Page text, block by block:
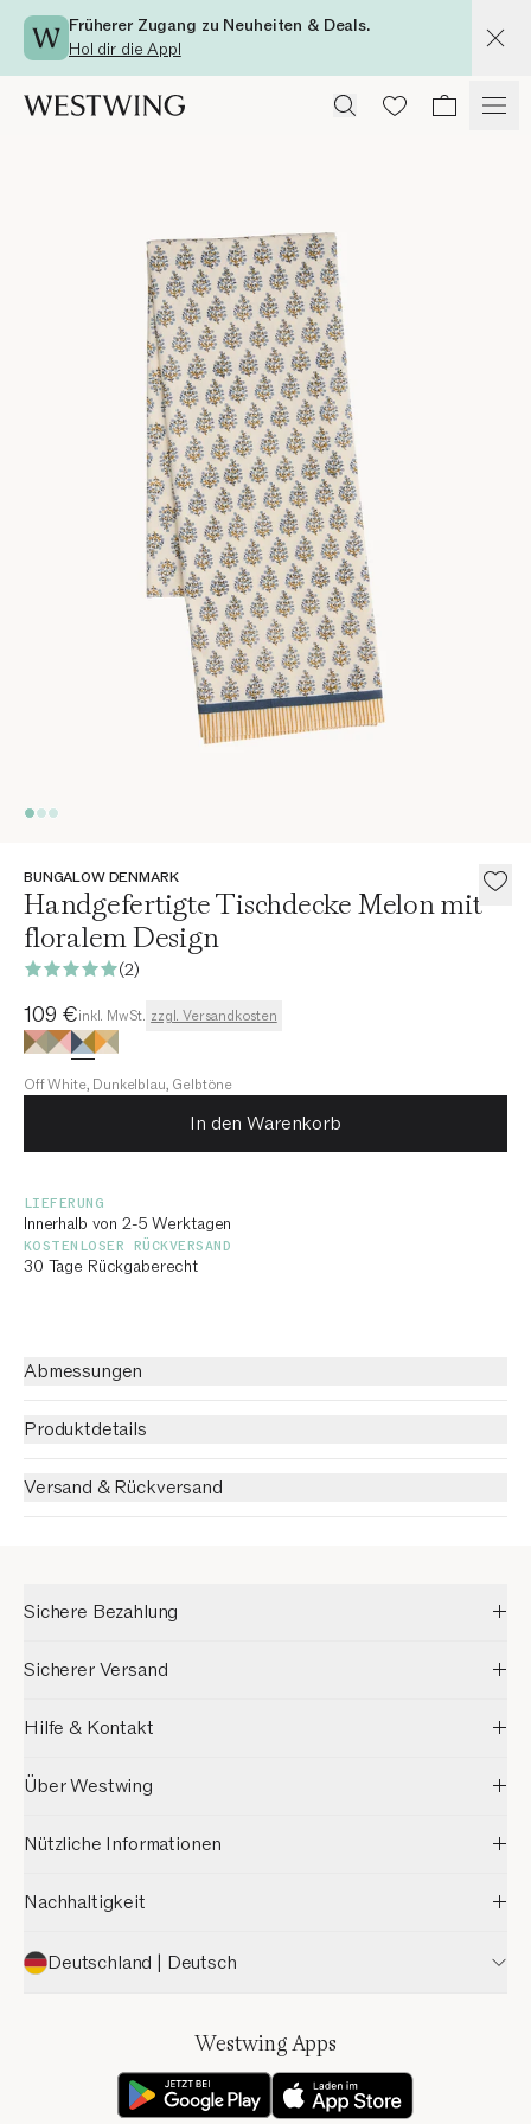
Früherer Zugang zu Neuheiten & Deals.
Hol dir die App!
BUNGALOW DENMARK
Handgefertigte Tischdecke Melon mit
floralem Design
(2)
Aktueller Preis
109 €inkl. MwSt. zzgl. Versandkosten
Off White, Dunkelblau, Gelbtöne
In den Warenkorb
LIEFERUNG
Innerhalb von 2-5 Werktagen
KOSTENLOSER RÜCKVERSAND
30 Tage Rückgaberecht
Abmessungen
Produktdetails
Versand & Rückversand
Sichere Bezahlung
Sicherer Versand
Hilfe & Kontakt
Über Westwing
Nützliche Informationen
Nachhaltigkeit
Deutschland | Deutsch
Westwing Apps